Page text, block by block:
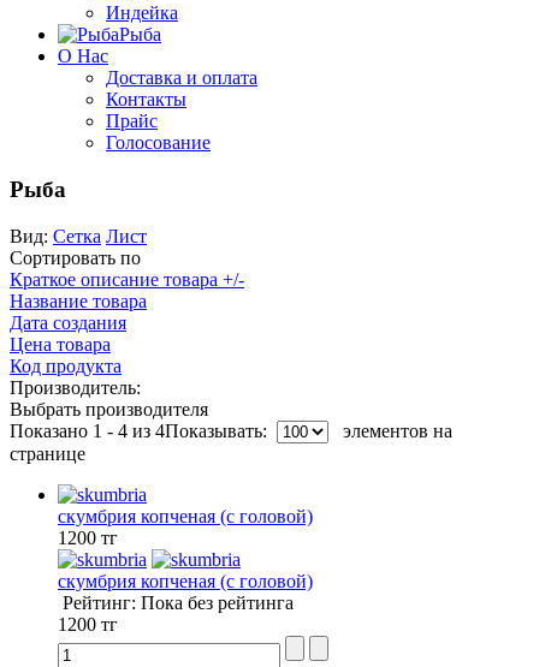
Индейка
Рыба
О Нас
Доставка и оплата
Контакты
Прайс
Голосование
Рыба
Вид: Сетка Лист
Сортировать по
Краткое описание товара +/-
Название товара
Дата создания
Цена товара
Код продукта
Производитель:
Выбрать производителя
Показано 1 - 4 из 4Показывать:
элементов на
странице
скумбрия копченая (с головой)
1200 тг
скумбрия копченая (с головой)
Рейтинг: Пока без рейтинга
1200 тг